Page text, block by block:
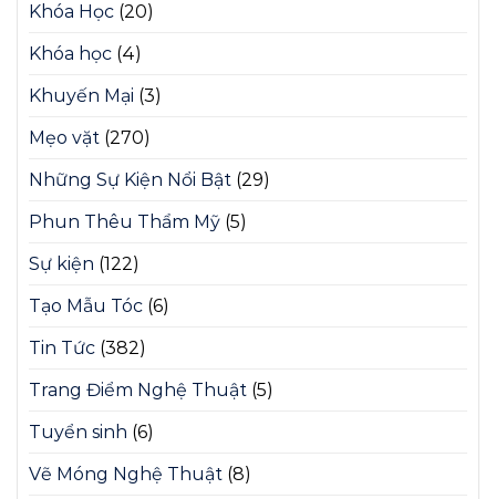
Khóa Học (20)
Khóa học (4)
Khuyến Mại (3)
Mẹo vặt (270)
Những Sự Kiện Nổi Bật (29)
Phun Thêu Thẩm Mỹ (5)
Sự kiện (122)
Tạo Mẫu Tóc (6)
Tin Tức (382)
Trang Điểm Nghệ Thuật (5)
Tuyển sinh (6)
Vẽ Móng Nghệ Thuật (8)